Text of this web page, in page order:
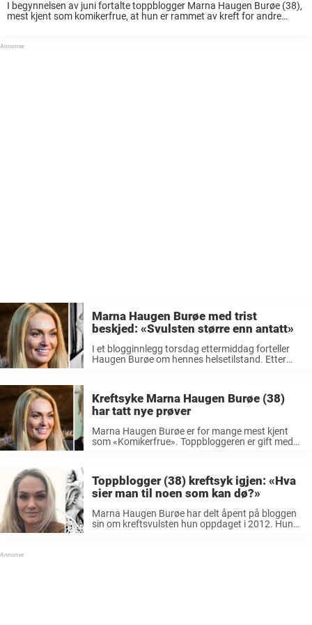
I begynnelsen av juni fortalte toppblogger Marna Haugen Burøe (38),
mest kjent som komikerfrue, at hun er rammet av kreft for andre
Marna Haugen Burøe med trist
beskjed: «Svulsten større enn antatt»
I et blogginnlegg torsdag ettermiddag forteller
Haugen Burøe om hennes helsetilstand. Etter
tatt ...
Kreftsyke Marna Haugen Burøe (38)
har tatt nye prøver
Marna Haugen Burøe er for mange mest kjent
som «Komikerfrue». Toppbloggeren er gift med
blant annet vært med i ...
Toppblogger (38) kreftsyk igjen: «Hva
sier man til noen som kan dø?»
Marna Haugen Burøe har delt åpent på bloggen
sin om kreftsvulsten hun oppdaget i 2012. Hun